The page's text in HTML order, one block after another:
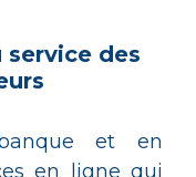
service des
et en
en ligne qui